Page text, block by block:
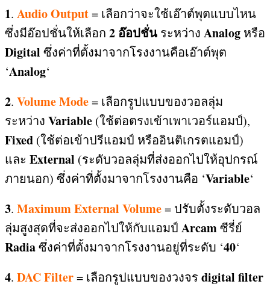
1. Audio Output= เลือกว่าจะใช้เอ๊าต์พุตแบบไหน
ซึ่งมีอ๊อปชั่นให้เลือก 2 อ๊อปชั่น ระหว่าง Analog หรือ
Digital ซึ่งค่าที่ตั้งมาจากโรงงานคือเอ๊าต์พุต
‘Analog‘
2. Volume Mode= เลือกรูปแบบของวอลลุ่ม
ระหว่าง Variable (ใช้ต่อตรงเข้าเพาเวอร์แอมป์),
Fixed (ใช้ต่อเข้าปรีแอมป์ หรืออินติเกรตแอมป์)
และ External (ระดับวอลลุ่มที่ส่งออกไปให้อุปกรณ์
ภายนอก) ซึ่งค่าที่ตั้งมาจากโรงงานคือ ‘Variable‘
3. Maximum External Volume= ปรับตั้งระดับวอล
ลุ่มสูงสุดที่จะส่งออกไปให้กับแอมป์ Arcamซีรี่ย์
Radiaซึ่งค่าที่ตั้งมาจากโรงงานอยู่ที่ระดับ ‘40‘
4. DAC Filter= เลือกรูปแบบของวงจร digital filter